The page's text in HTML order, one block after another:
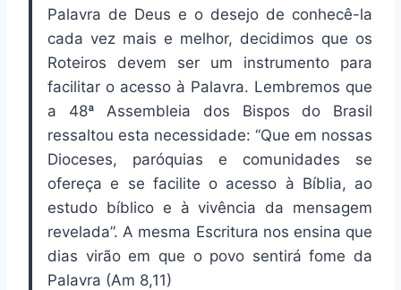
Palavra de Deus e o desejo de conhecê-la
cada vez mais e melhor, decidimos que os
Roteiros devem ser um instrumento para
facilitar o acesso à Palavra. Lembremos que
a 48ª Assembleia dos Bispos do Brasil
ressaltou esta necessidade: “Que em nossas
Dioceses, paróquias e comunidades se
ofereça e se facilite o acesso à Bíblia, ao
estudo bíblico e à vivência da mensagem
revelada”. A mesma Escritura nos ensina que
dias virão em que o povo sentirá fome da
Palavra (Am 8,11)